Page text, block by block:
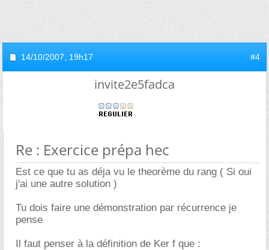
14/10/2007, 19h17 #4
invite2e5fadca
Re : Exercice prépa hec
Est ce que tu as déja vu le theorème du rang ( Si oui
j'ai une autre solution )
Tu dois faire une démonstration par récurrence je
pense
Il faut penser à la définition de Ker f que :